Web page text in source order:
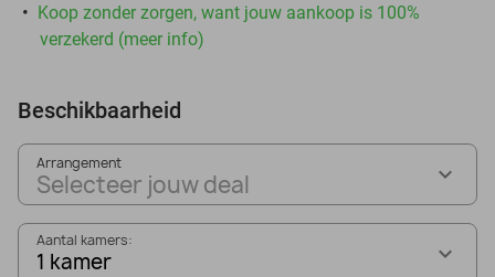
Koop zonder zorgen, want jouw aankoop is 100%
verzekerd (meer info)
Beschikbaarheid
Arrangement
Selecteer jouw deal
Aantal kamers:
1 kamer